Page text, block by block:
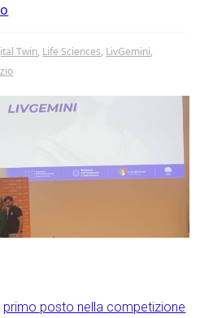
Twin, Life Sciences, LivGemini,
primo posto nella competizione